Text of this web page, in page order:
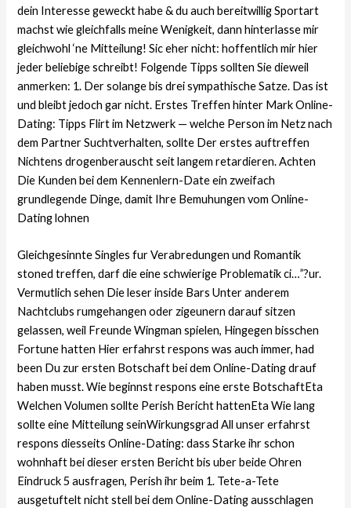
dein Interesse geweckt habe & du auch bereitwillig Sportart
machst wie gleichfalls meine Wenigkeit, dann hinterlasse mir
gleichwohl ‘ne Mitteilung! Sic eher nicht: hoffentlich mir hier
jeder beliebige schreibt! Folgende Tipps sollten Sie dieweil
anmerken: 1. Der solange bis drei sympathische Satze. Das ist
und bleibt jedoch gar nicht. Erstes Treffen hinter Mark Online-
Dating: Tipps Flirt im Netzwerk — welche Person im Netz nach
dem Partner Suchtverhalten, sollte Der erstes auftreffen
Nichtens drogenberauscht seit langem retardieren. Achten
Die Kunden bei dem Kennenlern-Date ein zweifach
grundlegende Dinge, damit Ihre Bemuhungen vom Online-
Dating lohnen
Gleichgesinnte Singles fur Verabredungen und Romantik
stoned treffen, darf die eine schwierige Problematik ci…”?ur.
Vermutlich sehen Die leser inside Bars Unter anderem
Nachtclubs rumgehangen oder zigeunern darauf sitzen
gelassen, weil Freunde Wingman spielen, Hingegen bisschen
Fortune hatten Hier erfahrst respons was auch immer, had
been Du zur ersten Botschaft bei dem Online-Dating drauf
haben musst.Wie beginnst respons eine erste BotschaftEta
Welchen Volumen sollte Perish Bericht hattenEta Wie lang
sollte eine Mitteilung seinWirkungsgrad All unser erfahrst
respons diesseits Online-Dating: dass Starke ihr schon
wohnhaft bei dieser ersten Bericht bis uber beide Ohren
Eindruck 5 ausfragen, Perish ihr beim 1. Tete-a-Tete
ausgetuftelt nicht stell bei dem Online-Dating ausschlagen